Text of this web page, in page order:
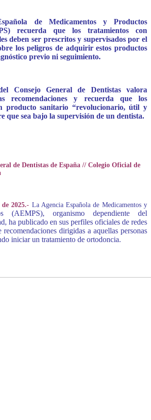
de Medicamentos y Productos
recuerda que los tratamientos con
deben ser prescritos y supervisados por el
los peligros de adquirir estos productos
previo ni seguimiento.
Consejo General de Dentistas valora
recomendaciones y recuerda que los
producto sanitario “revolucionario, útil y
que sea bajo la supervisión de un dentista.
de Dentistas de España // Colegio Oficial de
2025.- La Agencia Española de Medicamentos y
(AEMPS), organismo dependiente del
ha publicado en sus perfiles oficiales de redes
recomendaciones dirigidas a aquellas personas
iniciar un tratamiento de ortodoncia.